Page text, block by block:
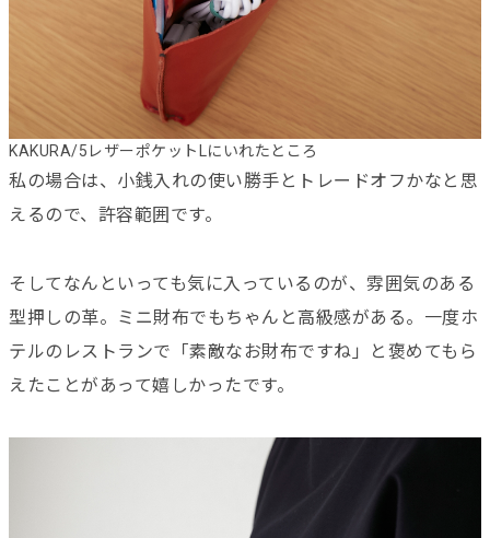
KAKURA/5レザーポケットLにいれたところ
私の場合は、小銭入れの使い勝手とトレードオフかなと思
えるので、許容範囲です。
そしてなんといっても気に入っているのが、雰囲気のある
型押しの革。ミニ財布でもちゃんと高級感がある。一度ホ
テルのレストランで「素敵なお財布ですね」と褒めてもら
えたことがあって嬉しかったです。